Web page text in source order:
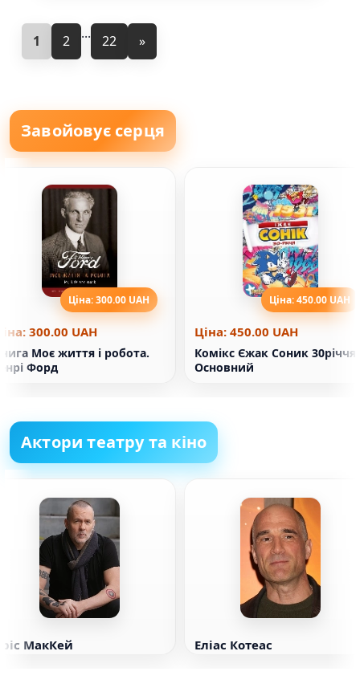
1 2 ... 22 »
Завойовує серця
Ціна: 300.00 UAH
300.00 UAH
Моє життя і робота.
Форд
Ціна: 450.00 UAH
Ціна: 450.00 UAH
Комікс Єжак Соник 30річчя.
Основний
Актори театру та кіно
МакКей Еліас Котеас